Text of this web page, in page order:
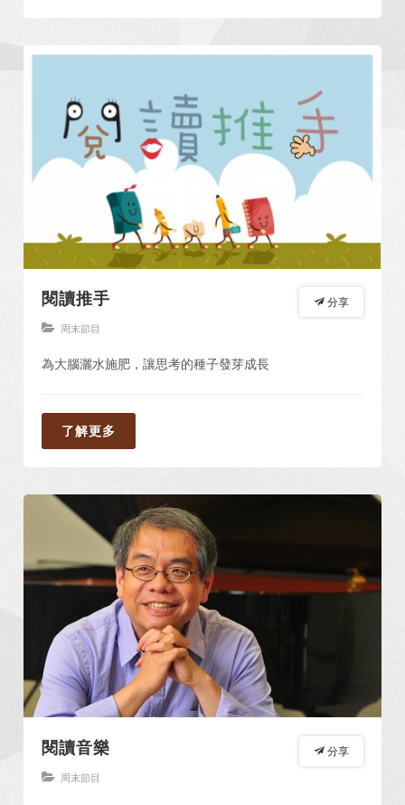
分享
閱讀推手
周末節目
為大腦灑水施肥，讓思考的種子發芽成長
了解更多
分享
閱讀音樂
周末節目